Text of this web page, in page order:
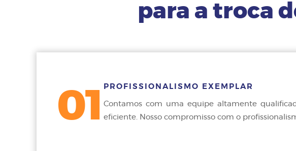
para a troca
01 PROFISSIONALISMO EXEMPLAR
Contamos com uma equipe altamente
eficiente. Nosso compromisso com o